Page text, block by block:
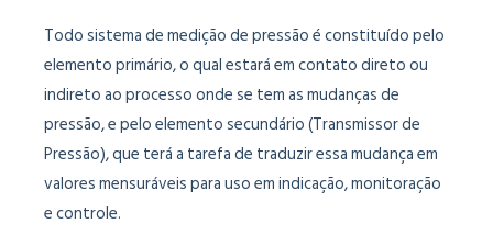
Todo sistema de medição de pressão é constituído pelo
elemento primário, o qual estará em contato direto ou
indireto ao processo onde se tem as mudanças de
pressão, e pelo elemento secundário (Transmissor de
Pressão), que terá a tarefa de traduzir essa mudança em
valores mensuráveis para uso em indicação, monitoração
e controle.